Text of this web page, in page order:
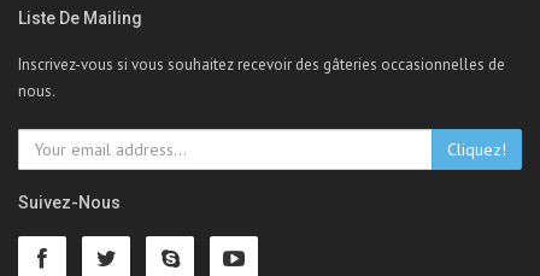
Liste De Mailing
Inscrivez-vous si vous souhaitez recevoir des gâteries occasionnelles de
nous.
Cliquez!
Suivez-Nous